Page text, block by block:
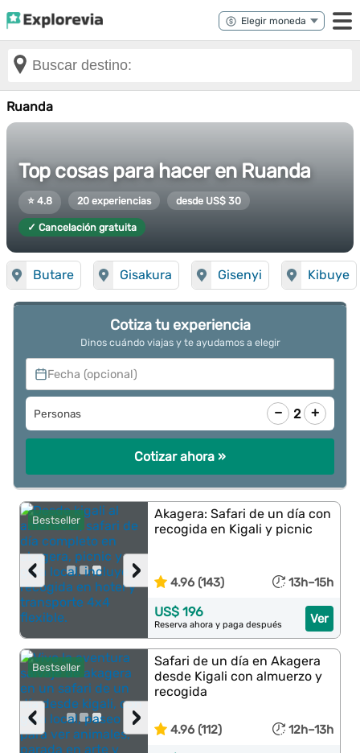
Ruanda
Top cosas para hacer en Ruanda
⭐ 4.8 20 experiencias desde US$ 30
✓ Cancelación gratuita
Butare Gisakura Gisenyi Kibuye
Cotiza tu experiencia
Dinos cuándo viajas y te ayudamos a elegir
Fecha (opcional)
Personas − 2 +
Cotizar ahora »
Bestseller
›
‹
Akagera: Safari de un día con
recogida en Kigali y picnic
4.96 (143) 13h–15h
Ver
US$ 196
Reserva ahora y paga después
Bestseller
›
‹
Safari de un día en Akagera
desde Kigali con almuerzo y
recogida
4.96 (112) 12h–13h